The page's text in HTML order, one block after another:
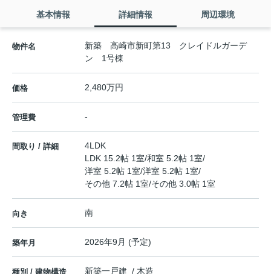
基本情報 詳細情報 周辺環境
物件名
新築 高崎市新町第13 クレイドルガーデ
ン 1号棟
価格 2,480万円
管理費 -
間取り / 詳細
4LDK
LDK 15.2帖 1室/和室 5.2帖 1室/
洋室 5.2帖 1室/洋室 5.2帖 1室/
その他 7.2帖 1室/その他 3.0帖 1室
向き 南
築年月 2026年9月 (予定)
種別 / 建物構造 新築一戸建 / 木造